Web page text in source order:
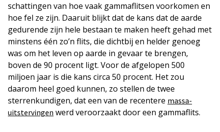
schattingen van hoe vaak gammaflitsen voorkomen en
hoe fel ze zijn. Daaruit blijkt dat de kans dat de aarde
gedurende zijn hele bestaan te maken heeft gehad met
minstens één zo’n flits, die dichtbij en helder genoeg
was om het leven op aarde in gevaar te brengen,
boven de 90 procent ligt. Voor de afgelopen 500
miljoen jaar is die kans circa 50 procent. Het zou
daarom heel goed kunnen, zo stellen de twee
sterrenkundigen, dat een van de recentere massa-
uitstervingen werd veroorzaakt door een gammaflits.